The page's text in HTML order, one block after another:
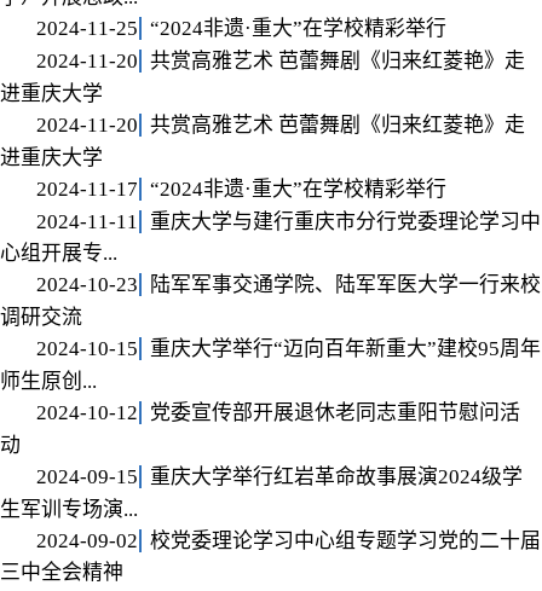
2024-11-25
“2024非遗·重大”在学校精彩举行
2024-11-20
共赏高雅艺术 芭蕾舞剧《归来红菱艳》走
进重庆大学
2024-11-20
共赏高雅艺术 芭蕾舞剧《归来红菱艳》走
进重庆大学
2024-11-17
“2024非遗·重大”在学校精彩举行
2024-11-11
重庆大学与建行重庆市分行党委理论学习中
心组开展专...
2024-10-23
陆军军事交通学院、陆军军医大学一行来校
调研交流
2024-10-15
重庆大学举行“迈向百年新重大”建校95周年
师生原创...
2024-10-12
党委宣传部开展退休老同志重阳节慰问活
动
2024-09-15
重庆大学举行红岩革命故事展演2024级学
生军训专场演...
2024-09-02
校党委理论学习中心组专题学习党的二十届
三中全会精神